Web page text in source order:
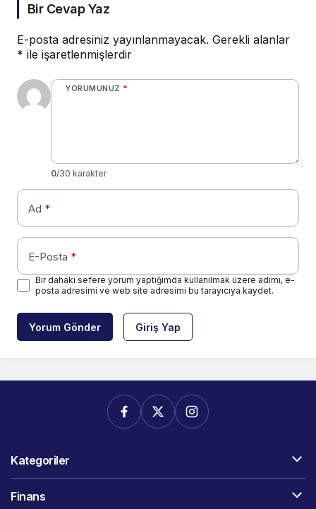
Bir Cevap Yaz
E-posta adresiniz yayınlanmayacak. Gerekli alanlar
* ile işaretlenmişlerdir
YORUMUNUZ *
0/30 karakter
Ad *
E-Posta *
Bir dahaki sefere yorum yaptığımda kullanılmak üzere adımı, e-
posta adresimi ve web site adresimi bu tarayıcıya kaydet.
Yorum Gönder Giriş Yap
Kategoriler
Finans